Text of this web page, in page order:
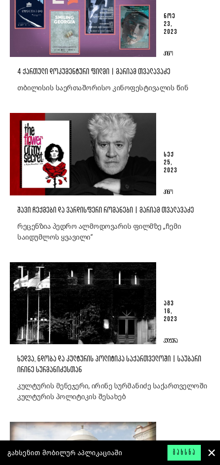
გახსენით მობილურ აპლიკაციაში ᲒᲐᲮᲡᲜᲐ
ᲜᲝᲔ
23,
2023
ᲙᲘᲜᲝ
4 ᲥᲐᲠᲗᲣᲚᲘ ᲓᲝᲙᲣᲛᲔᲜᲢᲣᲠᲘ ᲤᲘᲚᲛᲘ | ᲛᲐᲠᲘᲐᲛ ᲗᲕᲐᲚᲐᲕᲐᲫᲔ
თბილისის საერთაშორისო კინოფესტივალის წინ
ᲡᲔᲥ
25,
2023
ᲙᲘᲜᲝ
ᲨᲐᲕᲘ ᲩᲔᲥᲛᲔᲑᲘ ᲓᲐ ᲕᲐᲠᲓᲘᲡᲤᲔᲠᲘ ᲠᲝᲛᲐᲜᲔᲑᲘ | ᲛᲐᲠᲘᲐᲛ ᲗᲕᲐᲚᲐᲕᲐᲫᲔ
რეცენზია პედრო ალმოდოვარის ფილმზე „ჩემი
საიდუმლოს ყვავილი“
ᲐᲒᲕ
16,
2023
ᲙᲣᲚᲢᲣᲠᲐ
ᲮᲔᲓᲕᲐ, ᲜᲓᲝᲑᲐ ᲓᲐ ᲙᲣᲚᲢᲣᲠᲘᲡ ᲞᲝᲚᲘᲢᲘᲙᲐ ᲡᲐᲥᲐᲠᲗᲕᲔᲚᲝᲨᲘ | ᲡᲐᲣᲑᲐᲠᲘ
ᲘᲠᲘᲜᲔ ᲡᲣᲠᲛᲐᲜᲘᲫᲔᲡᲗᲐᲜ
კულტურის მენეჯერი, ირინე სურმანიძე საქართველოში
კულტურის პოლიტიკის შესახებ